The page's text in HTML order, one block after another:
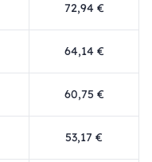
72,94 €
64,14 €
60,75 €
53,17 €